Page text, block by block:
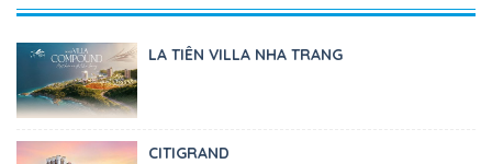
LA TIÊN VILLA NHA TRANG
CITIGRAND